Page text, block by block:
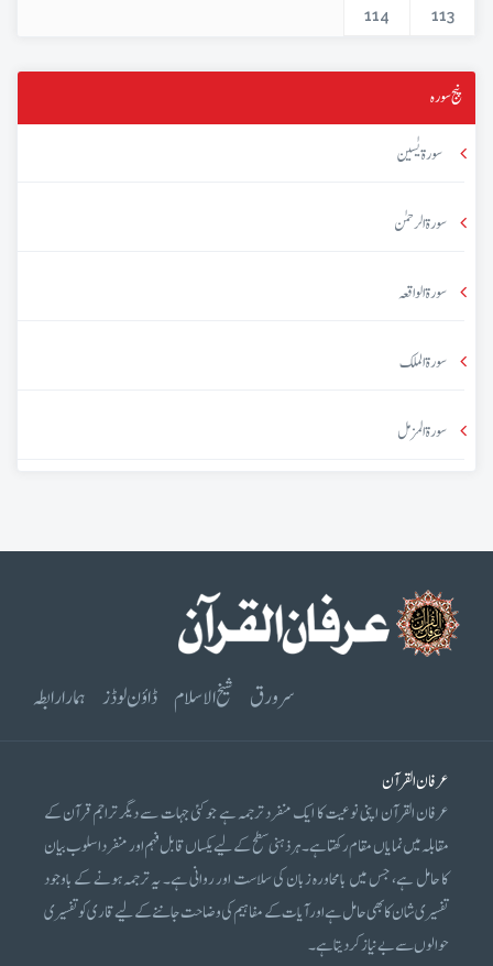
113
114
پنج سورہ
سورۃ یٰسین
سورۃ الرحمٰن
سورۃ الواقعہ
سورۃ الملک
سورۃ المزمل
سرورق شیخ الاسلام ڈاؤن لوڈز ہمارا رابطہ
عرفان القرآن
عرفان القرآن اپنی نوعیت کا ایک منفرد ترجمہ ہے جو کئی جہات سے دیگر تراجم قرآن کے
مقابلہ میں نمایاں مقام رکھتا ہے۔ ہر ذہنی سطح کے لیے یکساں قابل فہم اور منفرد اسلوب بیان
کا حامل ہے، جس میں بامحاورہ زبان کی سلاست اور روانی ہے۔ یہ ترجمہ ہونے کے باوجود
تفسیری شان کا بھی حامل ہے اور آیات کے مفاہیم کی وضاحت جاننے کے لیے قاری کو تفسیری
حوالوں سے بے نیاز کر دیتا ہے۔